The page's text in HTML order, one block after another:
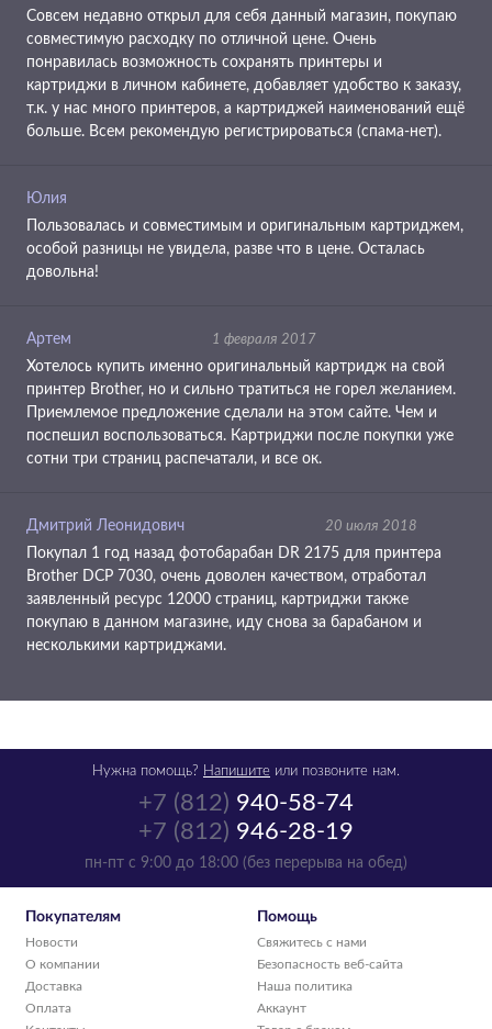
Совсем недавно открыл для себя данный магазин, покупаю
совместимую расходку по отличной цене. Очень
понравилась возможность сохранять принтеры и
картриджи в личном кабинете, добавляет удобство к заказу,
т.к. у нас много принтеров, а картриджей наименований ещё
больше. Всем рекомендую регистрироваться (спама-нет).
Юлия
Пользовалась и совместимым и оригинальным картриджем,
особой разницы не увидела, разве что в цене. Осталась
довольна!
Артем 1 февраля 2017
Хотелось купить именно оригинальный картридж на свой
принтер Brother, но и сильно тратиться не горел желанием.
Приемлемое предложение сделали на этом сайте. Чем и
поспешил воспользоваться. Картриджи после покупки уже
сотни три страниц распечатали, и все ок.
Дмитрий Леонидович 20 июля 2018
Покупал 1 год назад фотобарабан DR 2175 для принтера
Brother DCP 7030, очень доволен качеством, отработал
заявленный ресурс 12000 страниц, картриджи также
покупаю в данном магазине, иду снова за барабаном и
несколькими картриджами.
+7 (812) 940-58-74
+7 (812) 946-28-19
пн-пт с 9:00 до 18:00 (без перерыва на обед)
Нужна помощь? Напишите или позвоните нам.
Покупателям
Новости
О компании
Доставка
Оплата
Помощь
Свяжитесь с нами
Безопасность веб-сайта
Наша политика
Аккаунт